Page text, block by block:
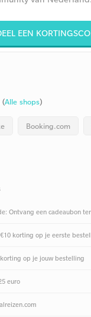
EEN
(Alle shops)
Booking.com
Ontvang een cadeaubon
korting op je eerste
op je jouw bestelling
euro